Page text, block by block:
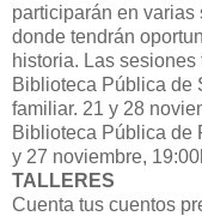
participarán en varias
donde tendrán
historia. Las sesiones
Biblioteca Pública de
familiar. 21 y 28
Biblioteca Pública de
y 27 noviembre,
TALLERES
Cuenta tus cuentos